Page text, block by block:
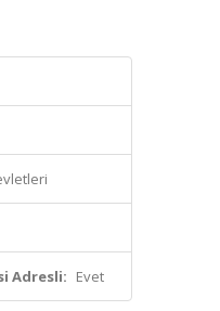
Adresli: Evet